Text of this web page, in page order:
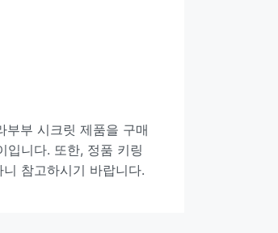
부부 시크릿 제품을 구매
니다. 또한, 정품 키링
참고하시기 바랍니다.